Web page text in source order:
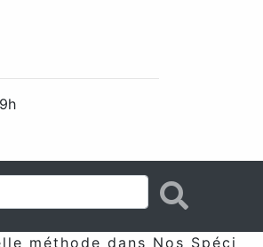
méthode dans Nos